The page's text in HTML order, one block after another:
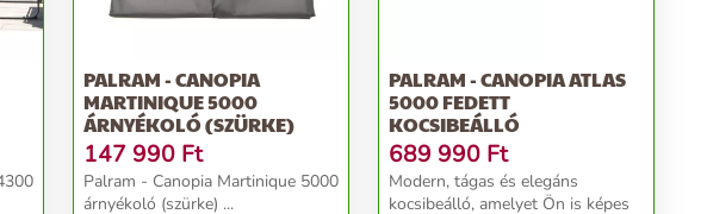
PALRAM - CANOPIA
MARTINIQUE 5000
ÁRNYÉKOLÓ (SZÜRKE)
147 990 Ft
Palram - Canopia Martinique 5000
árnyékoló (szürke) ...
PALRAM - CANOPIA ATLAS
5000 FEDETT
KOCSIBEÁLLÓ
689 990 Ft
Modern, tágas és elegáns
kocsibeálló, amelyet Ön is képes